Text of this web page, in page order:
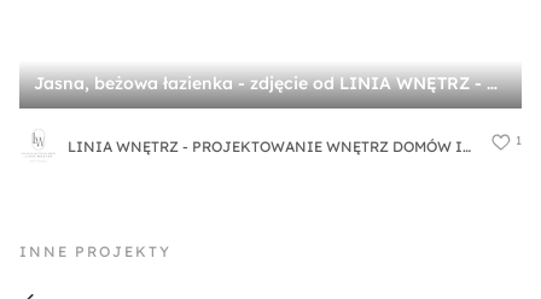
Jasna, beżowa łazienka - zdjęcie od LINIA WNĘTRZ - PROJEKTOWANIE WNĘTRZ DOMÓW I MIESZKAŃ
LINIA WNĘTRZ - PROJEKTOWANIE WNĘTRZ DOMÓW I MIESZKAŃ 1
INNE PROJEKTY